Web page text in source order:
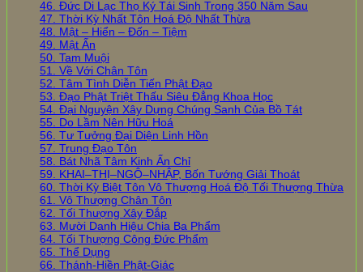
46. Đức Di Lạc Thọ Ký Tái Sinh Trong 350 Năm Sau
47. Thời Kỳ Nhất Tôn Hoá Độ Nhất Thừa
48. Mật – Hiển – Đốn – Tiệm
49. Mật Ấn
50. Tam Muội
51. Về Với Chân Tôn
52. Tâm Tình Diễn Tiến Phật Đạo
53. Đạo Phật Triệt Thấu Siêu Đẳng Khoa Học
54. Đại Nguyện Xây Dựng Chúng Sanh Của Bồ Tát
55. Do Lầm Nên Hữu Hoá
56. Tư Tưởng Đại Diện Linh Hồn
57. Trung Đạo Tôn
58. Bát Nhã Tâm Kinh Ấn Chỉ
59. KHAI–THỊ–NGỘ–NHẬP, Bốn Tướng Giải Thoát
60. Thời Kỳ Biệt Tôn Vô Thượng Hoá Độ Tối Thượng Thừa
61. Vô Thượng Chân Tôn
62. Tối Thượng Xây Đắp
63. Mười Danh Hiệu Chia Ba Phẩm
64. Tối Thượng Công Đức Phẩm
65. Thể Dụng
66. Thánh-Hiền Phật-Giác